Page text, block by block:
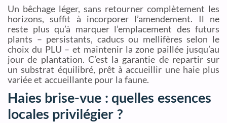
Un bêchage léger, sans retourner complètement les
horizons, suffit à incorporer l’amendement. Il ne
reste plus qu’à marquer l’emplacement des futurs
plants – persistants, caducs ou mellifères selon le
choix du PLU – et maintenir la zone paillée jusqu’au
jour de plantation. C’est la garantie de repartir sur
un substrat équilibré, prêt à accueillir une haie plus
variée et accueillante pour la faune.
Haies brise-vue : quelles essences
locales privilégier ?